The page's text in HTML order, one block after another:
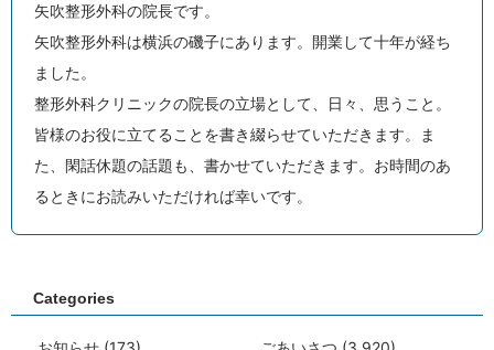
矢吹整形外科の院長です。
矢吹整形外科は横浜の磯子にあります。開業して十年が経ち
ました。
整形外科クリニックの院長の立場として、日々、思うこと。
皆様のお役に立てることを書き綴らせていただきます。ま
た、閑話休題の話題も、書かせていただきます。お時間のあ
るときにお読みいただければ幸いです。
Categories